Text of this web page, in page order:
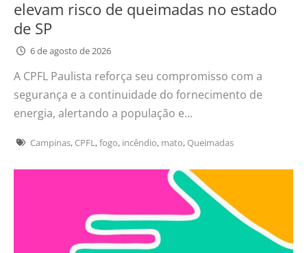
elevam risco de queimadas no estado
de SP
6 de agosto de 2026
A CPFL Paulista reforça seu compromisso com a
segurança e a continuidade do fornecimento de
energia, alertando a população e...
Campinas, CPFL,fogo, incêndio, mato, Queimadas